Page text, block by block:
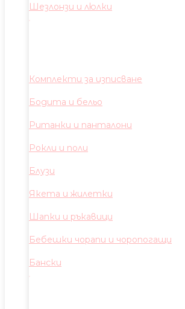
Шезлонзи и люлки
Комплекти за изписване
Бодита и бельо
Ританки и панталони
Рокли и поли
Блузи
Якета и жилетки
Шапки и ръкавици
Бебешки чорапи и чоропогащи
Бански